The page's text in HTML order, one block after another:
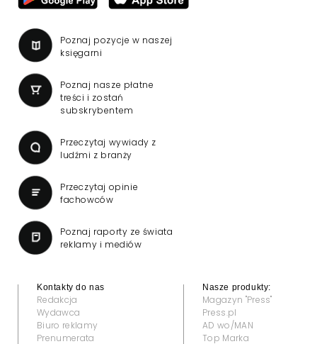
Poznaj pozycje w naszej
księgarni
Poznaj nasze płatne
treści i zostań
subskrybentem
Przeczytaj wywiady z
ludźmi z branży
Przeczytaj opinie
fachowców
Poznaj raporty ze świata
reklamy i mediów
Kontakty do nas
Redakcja
Wydawca
Biuro reklamy
Prenumerata
Nasze produkty:
Magazyn "Press"
Press.pl
AD wo/MAN
Top Marka